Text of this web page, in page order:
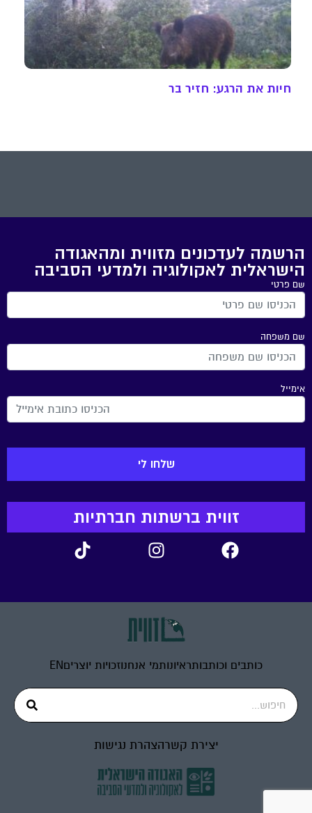
חיות את הרגע: חזיר בר
הרשמה לעדכונים מזווית ומהאגודה
הישראלית לאקולוגיה ולמדעי הסביבה
שם פרטי
שם משפחה
אימייל
זווית ברשתות חברתיות
כותבים וכותבותראיונותמי אנחנוזכויות יוצריםEN
יצירת קשרהצהרת נגישות